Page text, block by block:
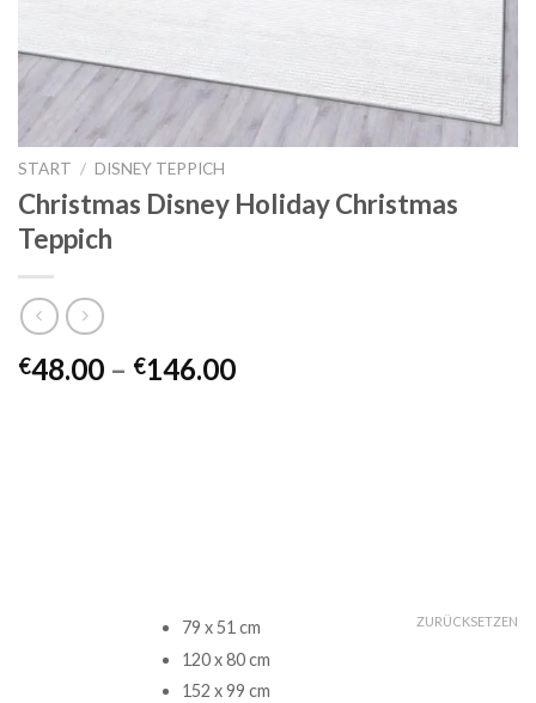
START / DISNEY TEPPICH
Christmas Disney Holiday Christmas
Teppich
€48.00 – €146.00Preisspanne:
79 x 51 cm
120 x 80 cm
152 x 99 cm
ZURÜCKSETZEN